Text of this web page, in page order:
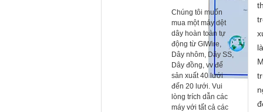
Chúng tôi muốn
mua một máy dệt
dây hoàn toàn tự
động từ GIWire,
Dây nhôm, Dây SS,
Dây đồng, vv để
sản xuất 40 lưới
đến 20 lưới. Vui
lòng trích dẫn các
máy với tất cả các